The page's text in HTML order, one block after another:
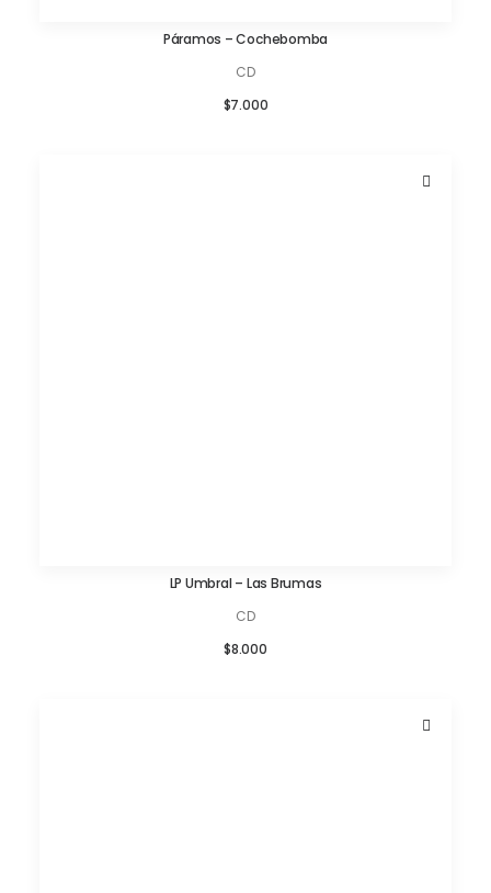
AÑADIR AL CARRITO
Páramos – Cochebomba
CD
$7.000
AÑADIR AL CARRITO
LP Umbral – Las Brumas
CD
$8.000